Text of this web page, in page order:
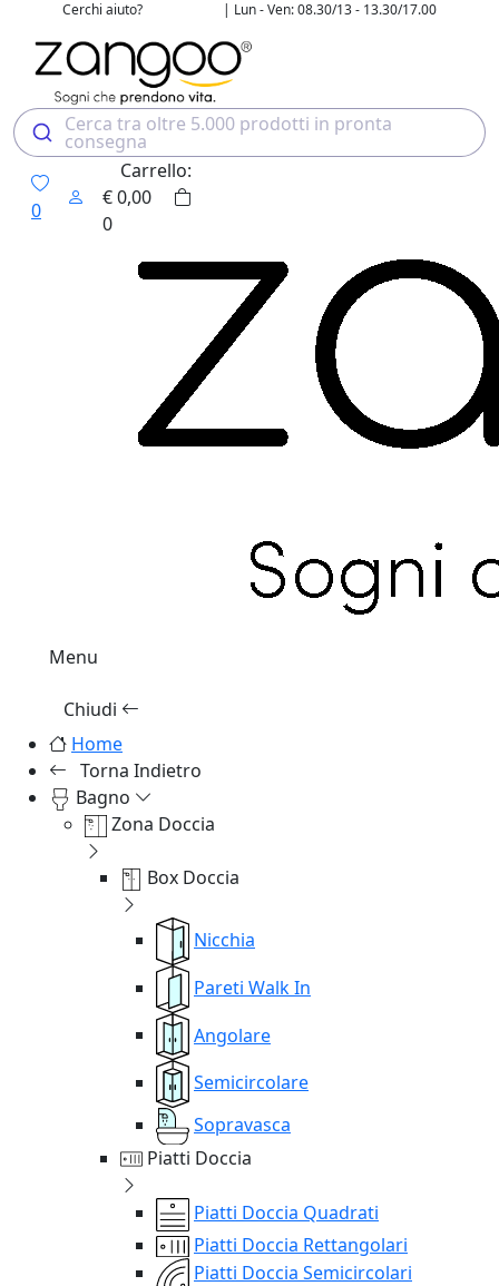
Cerchi aiuto? | Lun - Ven: 08.30/13 - 13.30/17.00
Cerca tra oltre 5.000 prodotti in pronta
consegna
0
Carrello:
€0,00
0
Menu
Chiudi
Home
Torna Indietro
Bagno
Zona Doccia
Box Doccia
Nicchia
Pareti Walk In
Angolare
Semicircolare
Sopravasca
Piatti Doccia
Piatti Doccia Quadrati
Piatti Doccia Rettangolari
Piatti Doccia Semicircolari